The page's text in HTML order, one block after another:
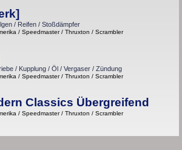
/ Reifen / Stoßdämpfer
/ Speedmaster / Thruxton / Scrambler
/ Kupplung / Öl / Vergaser / Zündung
/ Speedmaster / Thruxton / Scrambler
Classics Übergreifend
/ Speedmaster / Thruxton / Scrambler